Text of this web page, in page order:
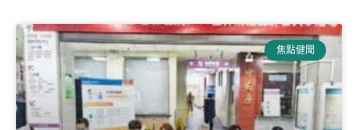
焦點健聞